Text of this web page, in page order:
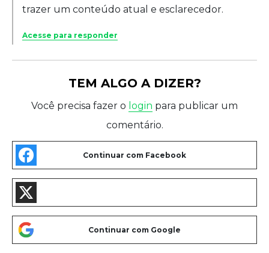
trazer um conteúdo atual e esclarecedor.
Acesse para responder
TEM ALGO A DIZER?
Você precisa fazer o login para publicar um
comentário.